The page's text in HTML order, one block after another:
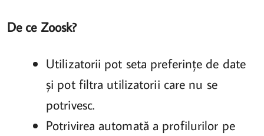
De ce Zoosk?
Utilizatorii pot seta preferințe de date
și pot filtra utilizatorii care nu se
potrivesc.
Potrivirea automată a profilurilor pe